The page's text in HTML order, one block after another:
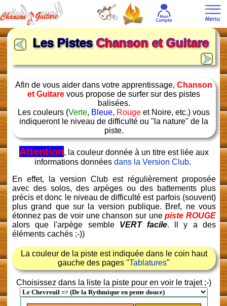
Les PistesChanson et Guitare
Afin de vous aider dans votre apprentissage,Chanson
et Guitare vous propose de surfer sur des pistes
balisées.
Les couleurs (Verte, Bleue, Rouge et Noire, etc.) vous
indiqueront le niveau de difficulté ou "la nature" de la
piste.
Attention, la couleur donnée à un titre est liée aux
informations donnéesdans la Version Club.
En effet, la version Club est régulièrement proposée
avec des solos, des arpèges ou des battements plus
précis et donc le niveau de difficulté est parfois (souvent)
plus grand que sur la version publique. Bref, ne vous
étonnez pas de voir une chanson sur unepiste ROUGE
alors que l'arpège semble VERT facile. ll y a des
éléments cachés ;-))
La couleur de la piste est indiquée dans le coin haut
gauche des pages "Tablatures"
Choisissez dans la liste la piste pour en voir le trajet ;-)